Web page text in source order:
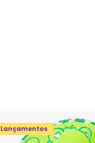
Lançamentos